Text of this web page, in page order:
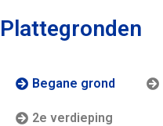
Plattegronden
Begane grond
2e verdieping